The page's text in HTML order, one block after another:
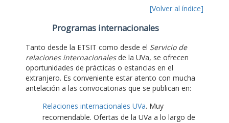
[Volver al índice]
Programas internacionales
Tanto desde la ETSIT como desde el Servicio de
relaciones internacionalesde la UVa, se ofrecen
oportunidades de prácticas o estancias en el
extranjero. Es conveniente estar atento con mucha
antelación a las convocatorias que se publican en:
Relaciones internacionales UVa. Muy
recomendable. Ofertas de la UVa a lo largo de